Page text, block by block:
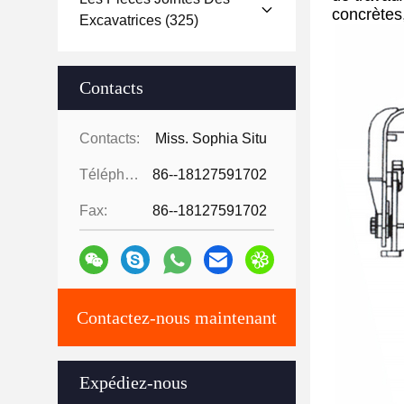
Excavatrices (325)
Contacts
Contacts: Miss. Sophia Situ
Téléphone: 86--18127591702
Fax: 86--18127591702
Contactez-nous maintenant
Expédiez-nous